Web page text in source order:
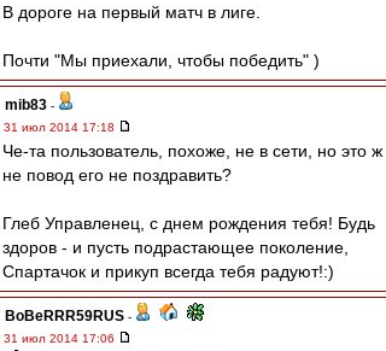
В дороге на первый матч в лиге.
Почти "Мы приехали, чтобы победить" )
mib83 -
31 июл 2014 17:18
Че-та пользователь, похоже, не в сети, но это ж
не повод его не поздравить?
Глеб Управленец, с днем рождения тебя! Будь
здоров - и пусть подрастающее поколение,
Спартачок и прикуп всегда тебя радуют!:)
BoBeRRR59RUS -
31 июл 2014 17:06